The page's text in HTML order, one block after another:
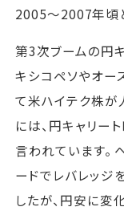
2005～2007年頃
第3次ブームの円
キシコペソやオー
て米ハイテク株が
には、円キャリー
言われています。
ードでレバレッジ
したが、円安に変